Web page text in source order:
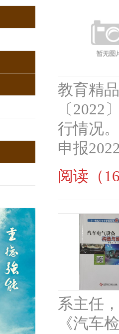
教育精
〔2022
行情况
申报
阅读（
系主任
《汽车